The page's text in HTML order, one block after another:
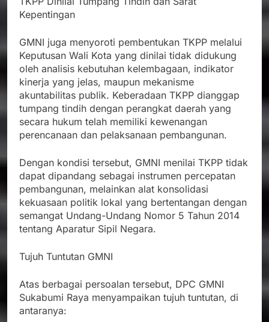
Kepentingan
GMNI juga menyoroti pembentukan TKPP melalui
Keputusan Wali Kota yang dinilai tidak didukung
oleh analisis kebutuhan kelembagaan, indikator
kinerja yang jelas, maupun mekanisme
akuntabilitas publik. Keberadaan TKPP dianggap
tumpang tindih dengan perangkat daerah yang
secara hukum telah memiliki kewenangan
perencanaan dan pelaksanaan pembangunan.
Dengan kondisi tersebut, GMNI menilai TKPP tidak
dapat dipandang sebagai instrumen percepatan
pembangunan, melainkan alat konsolidasi
kekuasaan politik lokal yang bertentangan dengan
semangat Undang-Undang Nomor 5 Tahun 2014
tentang Aparatur Sipil Negara.
Tujuh Tuntutan GMNI
Atas berbagai persoalan tersebut, DPC GMNI
Sukabumi Raya menyampaikan tujuh tuntutan, di
antaranya: